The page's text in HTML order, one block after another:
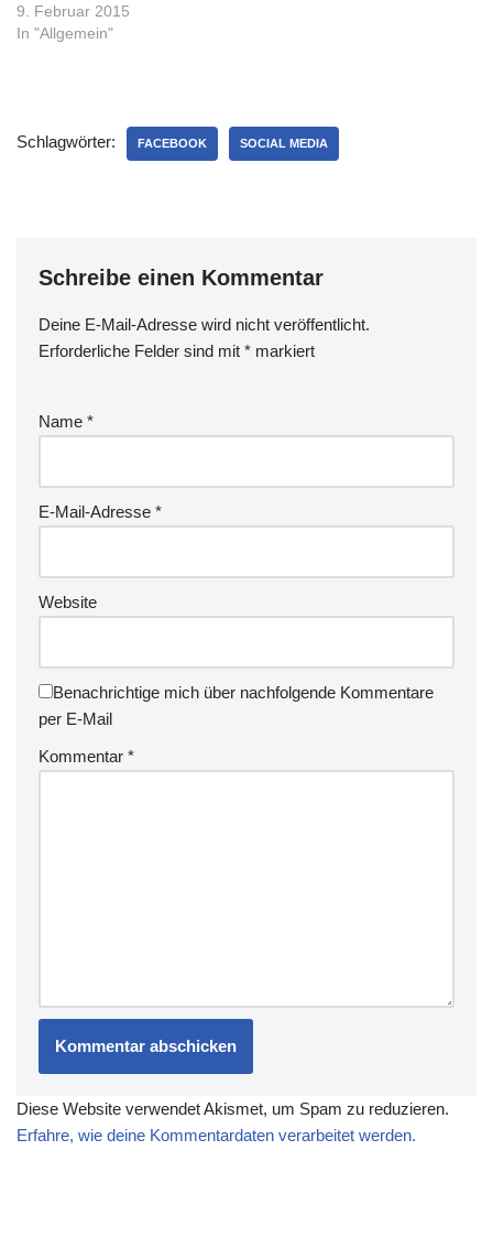
Der Mensch ist ein
Gewohnheitstier, und ich
mehr Notebooks statt
Desktop-PC nutzte. Mich…
9. Februar 2015
In "Allgemein"
Schlagwörter: FACEBOOK SOCIAL MEDIA
Schreibe einen Kommentar
Deine E-Mail-Adresse wird nicht veröffentlicht.
Erforderliche Felder sind mit * markiert
Name *
E-Mail-Adresse *
Website
Benachrichtige mich über nachfolgende Kommentare
per E-Mail
Kommentar *
Diese Website verwendet Akismet, um Spam zu reduzieren.
Erfahre, wie deine Kommentardaten verarbeitet werden.